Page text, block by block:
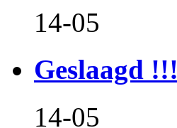
14-05
Geslaagd !!!
14-05